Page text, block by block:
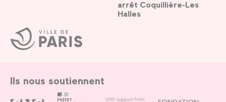
Ville
de
Paris
arrêt Coquillière-Les
Halles
Ils nous soutiennent